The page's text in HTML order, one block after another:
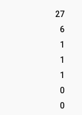
27
6
1
1
1
0
0